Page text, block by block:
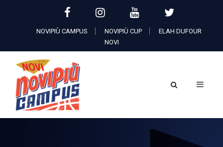
NOVIPIÙ CAMPUS NOVIPIÙ CUP
ELAH DUFOUR
NOVI